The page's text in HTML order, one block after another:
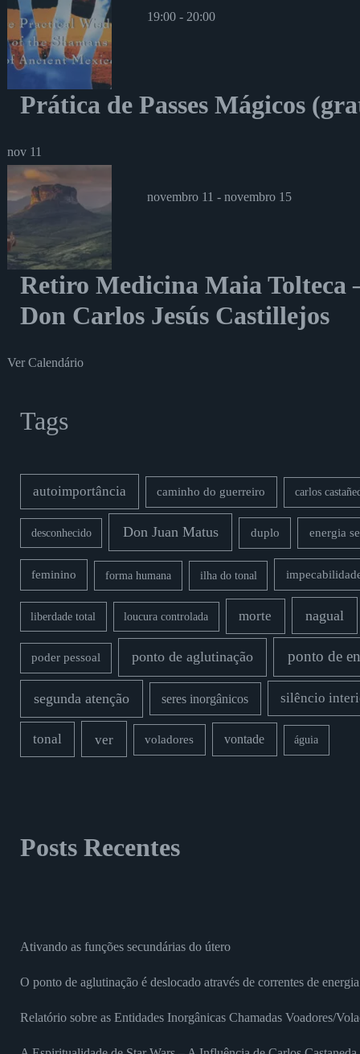
19:00- 20:00
Prática de Passes Mágicos
nov 11
novembro 11 - novembro 15
Retiro Medicina Maia Tolteca
Don Carlos Jesús Castillejos
Ver Calendário
Tags
autoimportância caminho do guerreiro carlos
desconhecido Don Juan Matus duplo energia
feminino forma humana ilha do tonal
liberdade total loucura controlada morte nagual
poder pessoal ponto de aglutinação ponto de
segunda atenção seres inorgânicos silêncio
tonal ver voladores vontade águia
Posts Recentes
Ativando as funções secundárias do útero
O ponto de aglutinação é deslocado através de correntes de energia
Relatório sobre as Entidades Inorgânicas Chamadas Voadores/